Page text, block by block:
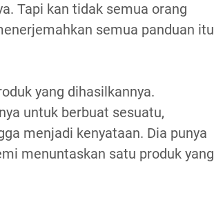
Tapi kan tidak semua orang
semua panduan itu
yang dihasilkannya.
untuk berbuat sesuatu,
menjadi kenyataan. Dia punya
menuntaskan satu produk yang